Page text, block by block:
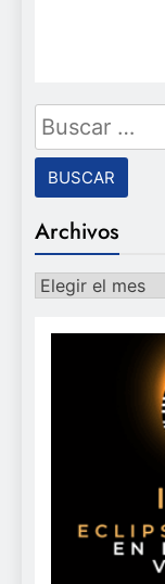
Buscar:
Archivos
Archivos